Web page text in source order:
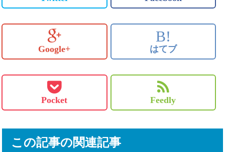
Google+
B!
はてブ
Pocket Feedly
この記事の関連記事